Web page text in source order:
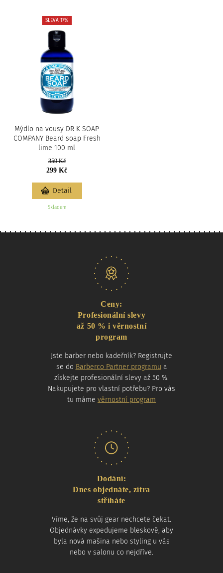
Mýdlo na vousy DR K SOAP
COMPANY Beard soap Fresh
lime 100 ml
SLEVA 17%
359 Kč
299 Kč
Skladem
Detail
Ceny:
Profesionální slevy
až 50 % i věrnostní
program
Jste barber nebo kadeřník? Registrujte
se do Barberco Partner programu a
získejte profesionální slevy až 50 %.
Nakupujete pro vlastní potřebu? Pro vás
tu máme věrnostní program
Dodání:
Dnes objednáte, zítra
stříháte
Víme, že na svůj gear nechcete čekat.
Objednávky expedujeme bleskově, aby
byla nová mašina nebo styling u vás
nebo v salonu co nejdříve.